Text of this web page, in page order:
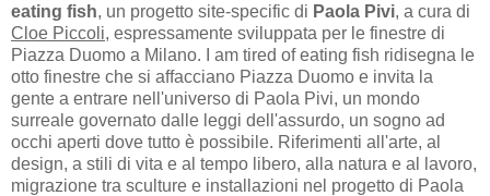
eating fish, un progetto site-specific di Paola Pivi, a cura di
Cloe Piccoli, espressamente sviluppata per le finestre di
Piazza Duomo a Milano. I am tired of eating fish ridisegna le
otto finestre che si affacciano Piazza Duomo e invita la
gente a entrare nell'universo di Paola Pivi, un mondo
surreale governato dalle leggi dell'assurdo, un sogno ad
occhi aperti dove tutto è possibile. Riferimenti all'arte, al
design, a stili di vita e al tempo libero, alla natura e al lavoro,
migrazione tra sculture e installazioni nel progetto di Paola